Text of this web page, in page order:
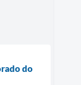
do